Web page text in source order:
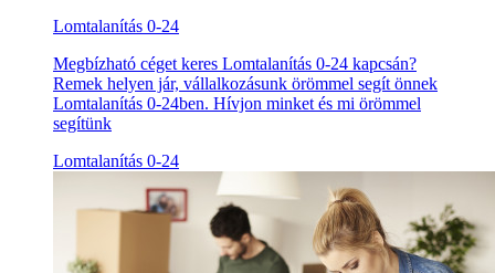
Lomtalanítás 0-24
Megbízható céget keres Lomtalanítás 0-24 kapcsán?
Remek helyen jár, vállalkozásunk örömmel segít önnek
Lomtalanítás 0-24ben. Hívjon minket és mi örömmel
segítünk
Lomtalanítás 0-24